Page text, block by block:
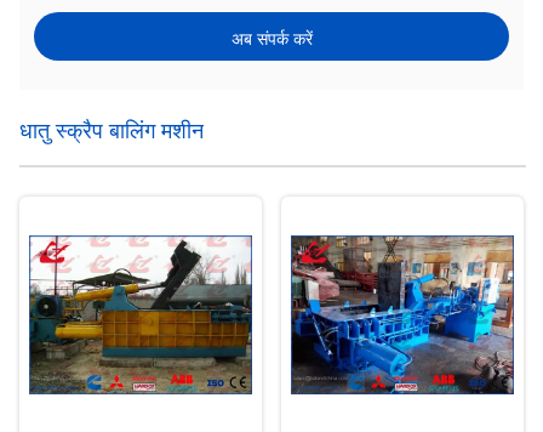
अब संपर्क करें
धातु स्क्रैप बालिंग मशीन